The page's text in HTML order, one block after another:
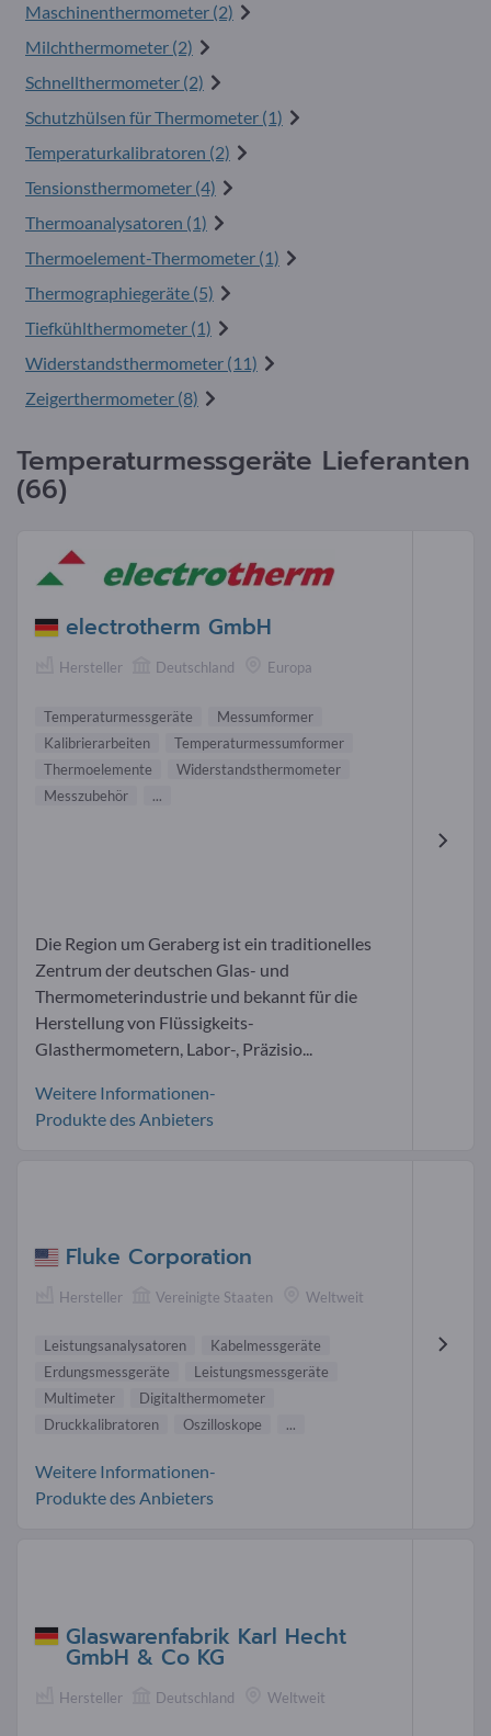
Maschinenthermometer (2)
Milchthermometer (2)
Schnellthermometer (2)
Schutzhülsen für Thermometer (1)
Temperaturkalibratoren (2)
Tensionsthermometer (4)
Thermoanalysatoren (1)
Thermoelement-Thermometer (1)
Thermographiegeräte (5)
Tiefkühlthermometer (1)
Widerstandsthermometer (11)
Zeigerthermometer (8)
Temperaturmessgeräte Lieferanten
(66)
electrotherm GmbH
Hersteller Deutschland Europa
Temperaturmessgeräte
Messumformer
Kalibrierarbeiten
Temperaturmessumformer
Thermoelemente
Widerstandsthermometer
Messzubehör
...
Die Region um Geraberg ist ein traditionelles
Zentrum der deutschen Glas- und
Thermometerindustrie und bekannt für die
Herstellung von Flüssigkeits-
Glasthermometern, Labor-, Präzisio...
Weitere Informationen-
Produkte des Anbieters
Fluke Corporation
Hersteller Vereinigte Staaten Weltweit
Leistungsanalysatoren
Kabelmessgeräte
Erdungsmessgeräte
Leistungsmessgeräte
Multimeter
Digitalthermometer
Druckkalibratoren
Oszilloskope ...
Weitere Informationen-
Produkte des Anbieters
Glaswarenfabrik Karl Hecht
GmbH & Co KG
Hersteller Deutschland Weltweit